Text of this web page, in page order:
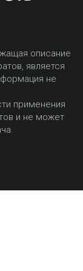
описание
является
не
применения
и не может